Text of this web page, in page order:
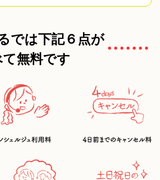
では下記６点が
無料です